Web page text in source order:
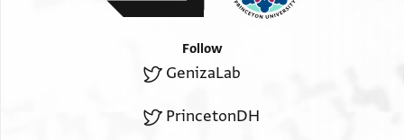
Follow
GenizaLab
PrincetonDH